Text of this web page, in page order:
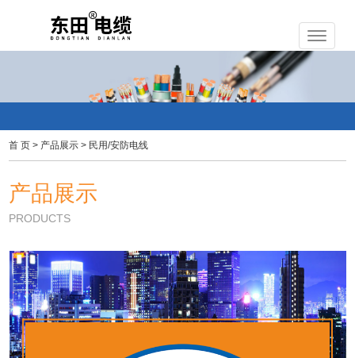
首 页 > 产品展示 > 民用/安防电线
产品展示
PRODUCTS